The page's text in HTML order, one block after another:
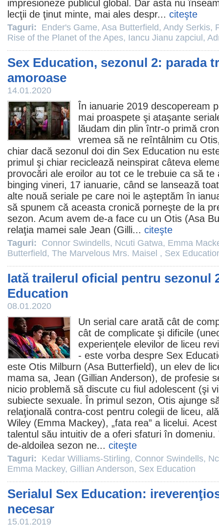
impresioneze publicul global. Dar asta nu
lecţii de ţinut minte, mai ales despr... citeşte
Taguri: Ender's Game, Asa Butterfield, Andy Serkis,
Rise of the Planet of the Apes, Iancu Jianu zapciul ,
Sex Education, sezonul 2: parada
amoroase
14.01.2020
În ianuarie 2019 descopeream
mai proaspete şi ataşante
lăudam din plin într-o primă
vremea să ne reîntâlnim cu
chiar dacă sezonul doi din Sex Education nu
primul şi chiar reciclează neinspirat câteva
provocări ale eroilor au tot ce le trebuie ca să
binging vineri, 17 ianuarie, când se lansează
alte nouă seriale pe care noi le aşteptăm în
să spunem că aceasta cronică porneşte de la
sezon. Acum avem de-a face cu un Otis (Asa
relaţia mamei sale Jean (Gilli... citeşte
Taguri: Connor Swindells, Ncuti Gatwa, Emma
Butterfield, The Marvelous Mrs. Maisel , Sex
Iată trailerul oficial pentru sezonul
Education
08.01.2020
Un serial care arată cât de
cât de complicate şi dificile
experienţele elevilor de liceu
- este vorba despre Sex
este Otis Milburn (Asa Butterfield), un elev de
mama sa, Jean (Gillian Anderson), de profesie
nicio problemă să discute cu fiul adolescent (şi
subiecte sexuale. În primul sezon, Otis ajunge
relaţională contra-cost pentru colegii de liceu,
Wiley (Emma Mackey), „fata rea” a licelui.
talentul său intuitiv de a oferi sfaturi în domeniu.
de-aldoilea sezon ne... citeşte
Taguri: Kedar Williams-Stirling, Connor Swindells,
Emma Mackey, Gillian Anderson, Sex Education
Serialul Sex Education:
necesar
15.01.2019